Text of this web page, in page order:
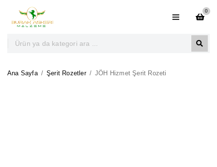
0
Ana Sayfa / Şerit Rozetler / JÖH Hizmet Şerit Rozeti